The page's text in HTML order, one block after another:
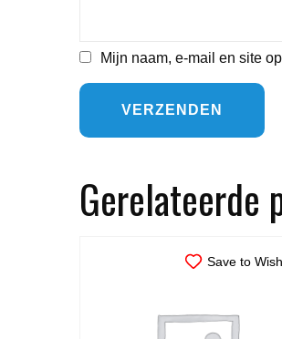
Mijn naam, e-mail en site
Gerelateerde
Save to